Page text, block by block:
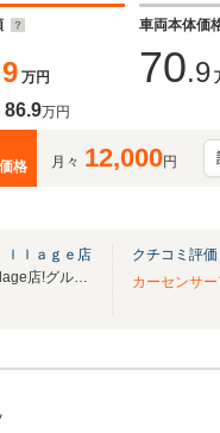
万円
車両本体価
70.9
86.9万円
格
月々 12,000円
ｌａｇｅ店
クチコミ評価
カーセンサ